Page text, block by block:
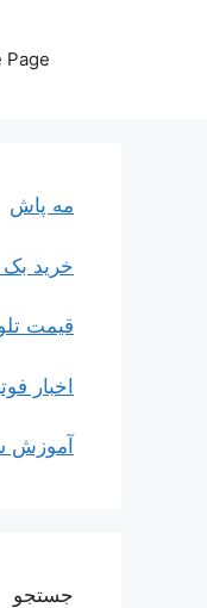
Page
مه پاش
خرید بک
قیمت
اخبار
آموزش
جستجو